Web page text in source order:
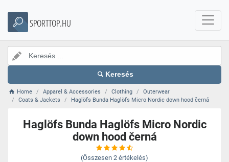
SPORTTOP.HU
Keresés
Home Apparel & Accessories Clothing
Outerwear
Coats & Jackets
Haglöfs Bunda Haglöfs Micro Nordic down hood černá
Haglöfs Bunda Haglöfs Micro Nordic
down hood černá
(Összesen 2 értékelés)